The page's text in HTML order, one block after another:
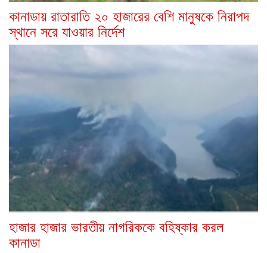
কানাডায় রাতারাতি ২০ হাজারের বেশি মানুষকে নিরাপদ
স্থানে সরে যাওয়ার নির্দেশ
হাজার হাজার ভারতীয় নাগরিককে বহিষ্কার করল
কানাডা